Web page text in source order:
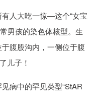
人大吃一惊—这个“女宝
男孩的染色体核型。生
腹股沟内，一侧位于腹
儿子！
病中的罕见类型“StAR